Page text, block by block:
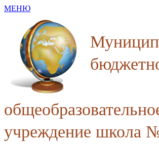
МЕНЮ
учреждение школа